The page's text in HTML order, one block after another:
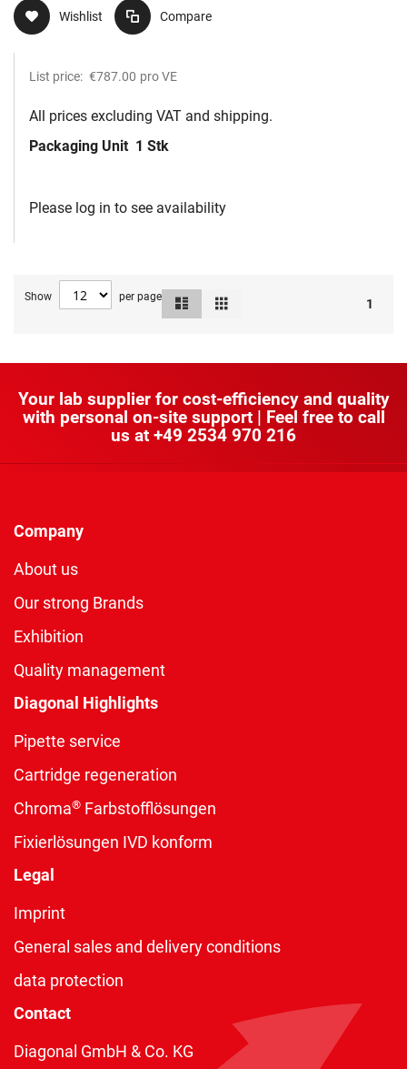
Wishlist Compare
List price: €787.00 pro VE
All prices excluding VAT and shipping.
Packaging Unit 1 Stk
Please log in to see availability
Show per page 1
View
Your lab supplier for cost-efficiency and quality
with personal on-site support | Feel free to call
us at +49 2534 970 216
Company
About us
Our strong Brands
Exhibition
Quality management
Diagonal Highlights
Pipette service
Cartridge regeneration
Chroma® Farbstofflösungen
Fixierlösungen IVD konform
Legal
Imprint
General sales and delivery conditions
data protection
Contact
Diagonal GmbH & Co. KG